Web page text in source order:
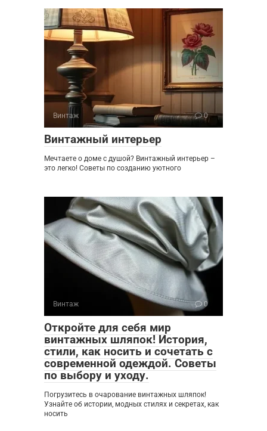
Винтаж 0
Винтажный интерьер
Мечтаете о доме с душой? Винтажный интерьер –
это легко! Советы по созданию уютного
Винтаж 0
Откройте для себя мир
винтажных шляпок! История,
стили, как носить и сочетать с
современной одеждой. Советы
по выбору и уходу.
Погрузитесь в очарование винтажных шляпок!
Узнайте об истории, модных стилях и секретах, как
носить